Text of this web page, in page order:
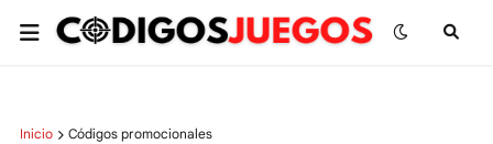
Inicio Códigos promocionales